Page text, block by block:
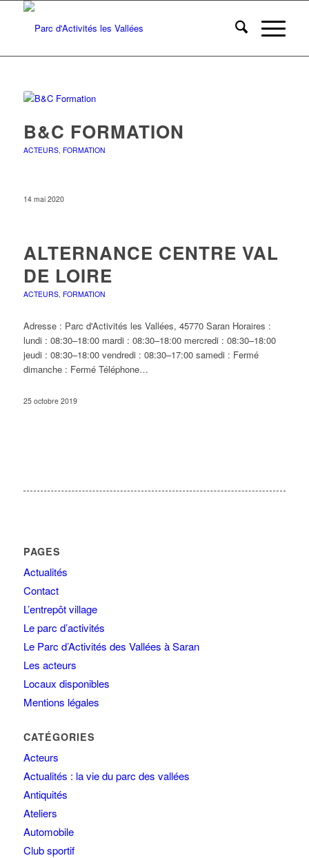
B&C FORMATION
ACTEURS, FORMATION
14 mai 2020
ALTERNANCE CENTRE VAL
DE LOIRE
ACTEURS, FORMATION
Adresse : Parc d'Activités les Vallées, 45770 Saran Horaires :
lundi : 08:30–18:00 mardi : 08:30–18:00 mercredi : 08:30–18:00
jeudi : 08:30–18:00 vendredi : 08:30–17:00 samedi : Fermé
dimanche : Fermé Téléphone…
25 octobre 2019
PAGES
Actualités
Contact
L’entrepôt village
Le parc d’activités
Le Parc d’Activités des Vallées à Saran
Les acteurs
Locaux disponibles
Mentions légales
CATÉGORIES
Acteurs
Actualités : la vie du parc des vallées
Antiquités
Ateliers
Automobile
Club sportif